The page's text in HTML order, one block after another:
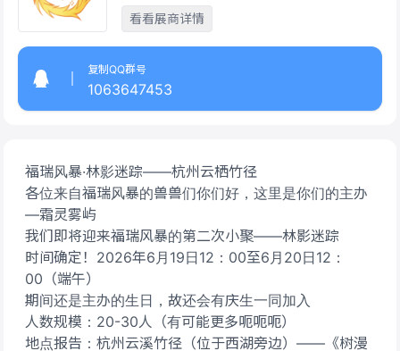
福瑞风暴·林影迷踪——杭州云栖竹径
各位来自福瑞风暴的兽兽们你们好，这里是你们的主办
—霜灵雾屿
我们即将迎来福瑞风暴的第二次小聚——林影迷踪
时间确定！2026年6月19日12：00至6月20日12：
00（端午）
期间还是主办的生日，故还会有庆生一同加入
人数规模：20-30人（有可能更多呃呃呃）
地点报告：杭州云溪竹径（位于西湖旁边）——《树漫
看看展商详情
复制QQ群号
1063647453